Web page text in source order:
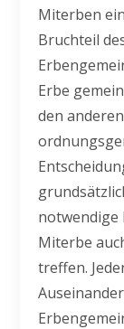
Miterben
Bruchteil
Erbe
den
notwendige
Miterbe
treffen.